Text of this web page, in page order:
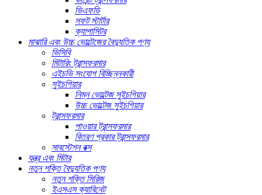
ভিএফডি
সফট স্টার্টার
ক্যাপাসিটর
মাঝারি এবং উচ্চ ভোল্টেজের বৈদ্যুতিক পণ্য
ভিসিবি
মিটারিং ট্রান্সফরমার
এইচভি সংযোগ বিচ্ছিন্নকারী
সুইচগিয়ার
নিম্ন ভোল্টেজ সুইচগিয়ার
উচ্চ ভোল্টেজ সুইচগিয়ার
ট্রান্সফরমার
পাওয়ার ট্রান্সফরমার
বিতরণ প্রকার ট্রান্সফরমার
সাবস্টেশন বক্স
যন্ত্র এবং মিটার
নতুন শক্তি বৈদ্যুতিক পণ্য
নতুন শক্তি সিরিজ
ইএসএস ক্যাবিনেট